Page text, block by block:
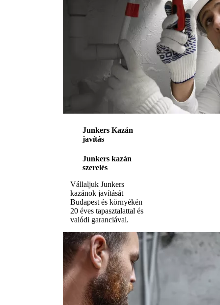
Junkers Kazán
javítás
Junkers kazán
szerelés
Vállaljuk Junkers
kazánok javítását
Budapest és környékén
20 éves tapasztalattal és
valódi garanciával.